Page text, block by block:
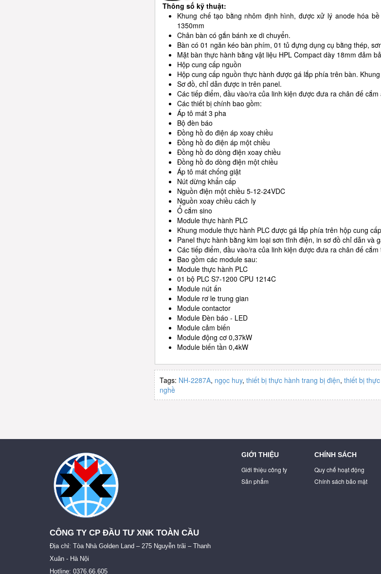
Thông số kỹ thuật:
Khung chế tạo bằng nhôm định hình, được xử lý anode hóa
1350mm
Chân bàn có gắn bánh xe di chuyển.
Bàn có 01 ngăn kéo bàn phím, 01 tủ đựng dụng cụ bằng thép,
Mặt bàn thực hành bằng vật liệu HPL Compact dày 18mm đảm
Hộp cung cấp nguồn
Hộp cung cấp nguồn thực hành được gá lắp phía trên bàn.
Sơ đồ, chỉ dẫn được in trên panel.
Các tiếp điểm, đầu vào/ra của linh kiện được đưa ra chân đế cắm
Các thiết bị chính bao gồm:
Áp tô mát 3 pha
Bộ đèn báo
Đồng hồ đo điện áp xoay chiều
Đồng hồ đo điện áp một chiều
Đồng hồ đo dòng điện xoay chiều
Đồng hồ đo dòng điện một chiều
Áp tô mát chống giật
Nút dừng khẩn cấp
Nguồn điện một chiều 5-12-24VDC
Nguồn xoay chiều cách ly
Ổ cắm sino
Module thực hành PLC
Khung module thực hành PLC được gá lắp phía trên hộp cung
Panel thực hành bằng kim loại sơn tĩnh điện, in sơ đồ chỉ dẫn và
Các tiếp điểm, đầu vào/ra của linh kiện được đưa ra chân đế cắm
Bao gồm các module sau:
Module thực hành PLC
01 bộ PLC S7-1200 CPU 1214C
Module nút ấn
Module rơ le trung gian
Module contactor
Module Đèn báo - LED
Module cảm biến
Module động cơ 0,37kW
Module biến tần 0,4kW
Tags: NH-2287A, ngọc huy, thiết bị thực hành trang bị điện, thiết bị
nghề
CÔNG TY CP ĐẦU TƯ XNK TOÀN CẦU
Địa chỉ: Tòa Nhà Golden Land – 275 Nguyễn trãi – Thanh
Xuân - Hà Nội
Hotline: 0376.66.605
GIỚI THIỆU
Giới thiệu công ty
Sản phẩm
CHÍNH SÁCH
Quy chế hoạt động
Chính sách bảo mật